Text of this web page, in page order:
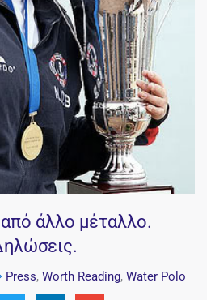
άλλο μέταλλο.
Press, Worth Reading, Water Polo